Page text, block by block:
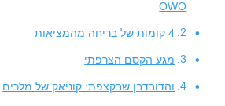
OWO
4 קומות של בריחה מהמציאות
מגע הקסם הצרפתי
והדובדבן שבקצפת: קוניאק של מלכים